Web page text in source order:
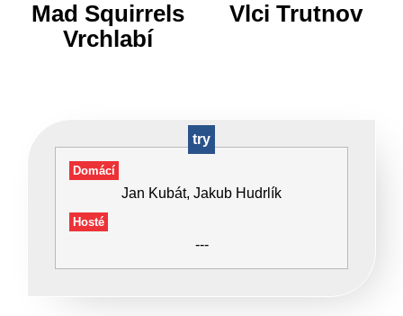
Mad Squirrels
Vrchlabí
Vlci Trutnov
try
Domácí
Jan Kubát, Jakub Hudrlík
Hosté
---